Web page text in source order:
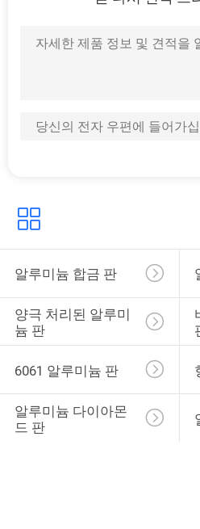
구
하
십
시
사
알루미늄 합금 판
양극 처리된 알루미
늄 판
6061 알루미늄 판
알루미늄 다이아몬
드 판